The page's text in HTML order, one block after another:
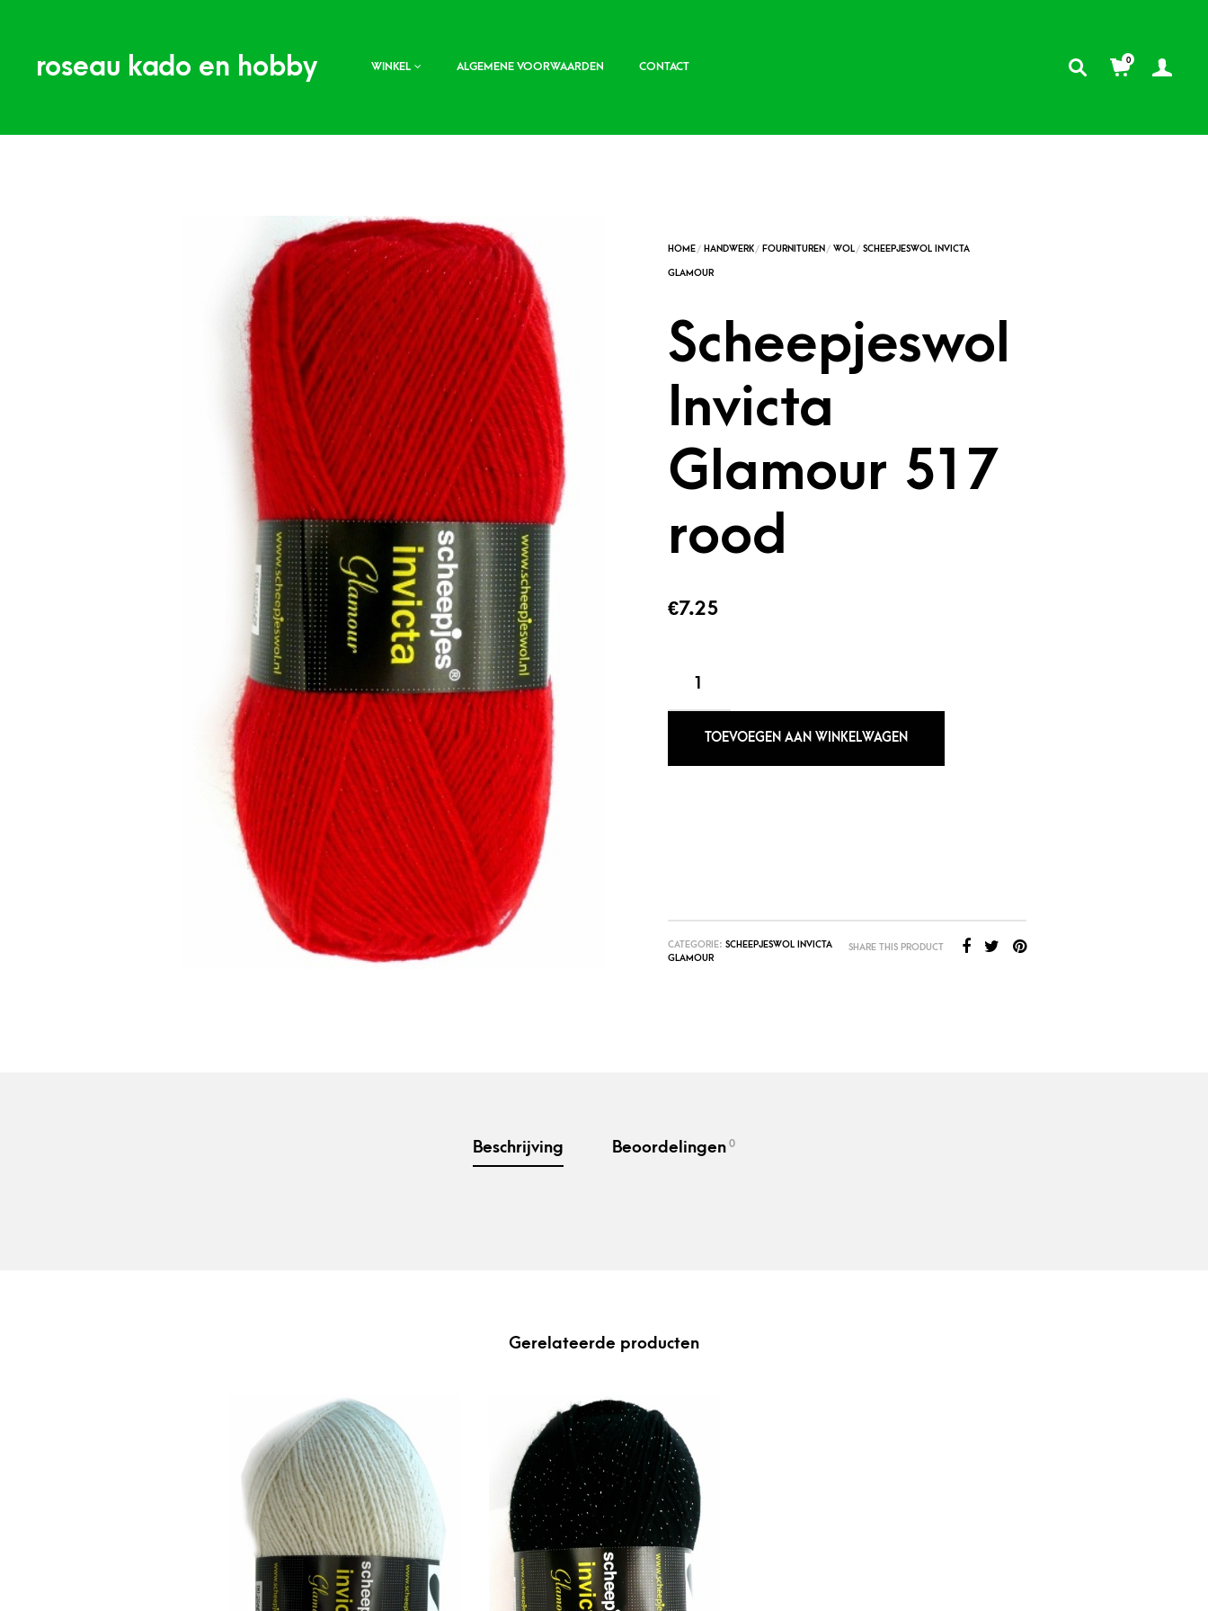
roseau kado en hobby WINKEL ALGEMENE VOORWAARDEN CONTACT 0
Scheepjeswol
Invicta
Glamour 517
rood
€7.25
INVICTA
GLAMOUR
TOEVOEGEN AAN WINKELWAGEN
CATEGORIE: SCHEEPJESWOL INVICTA
GLAMOUR
SHARE THIS PRODUCT
Beschrijving Beoordelingen 0
Gerelateerde producten